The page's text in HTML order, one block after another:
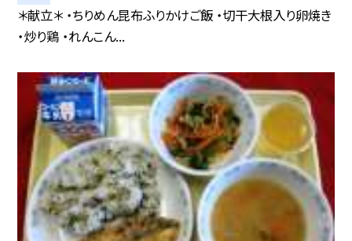
＊献立＊ ・ちりめん昆布ふりかけご飯 ・切干大根入り卵焼き
・炒り鶏 ・れんこん...